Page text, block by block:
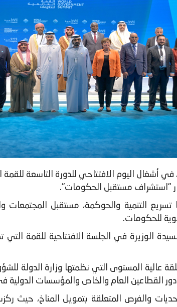
في أشغال اليوم الافتتاحي للدورة التاسعة
التنمية والحوكمة، مستقبل المجتمعات
للحكومات.
الوزيرة في الجلسة الافتتاحية للقمة
المستوى التي نظمتها وزارة الدولة
والفرص المتعلقة بتمويل المناخ، حيث